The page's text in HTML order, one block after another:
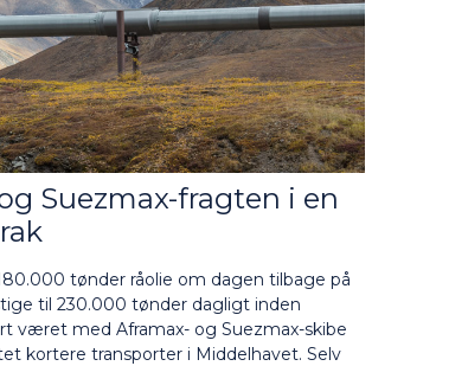
Suezmax-fragten i en
tønder råolie om dagen tilbage på
til 230.000 tønder dagligt inden
været med Aframax- og Suezmax-skibe
kortere transporter i Middelhavet. Selv